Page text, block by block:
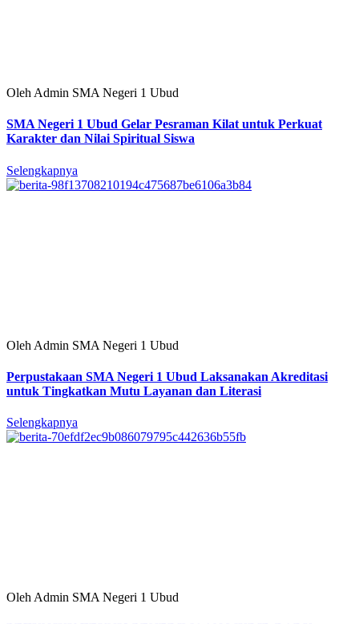
Oleh Admin SMA Negeri 1 Ubud
SMA Negeri 1 Ubud Gelar Pesraman Kilat untuk Perkuat
Karakter dan Nilai Spiritual Siswa
Selengkapnya
Oleh Admin SMA Negeri 1 Ubud
Perpustakaan SMA Negeri 1 Ubud Laksanakan Akreditasi
untuk Tingkatkan Mutu Layanan dan Literasi
Selengkapnya
Oleh Admin SMA Negeri 1 Ubud